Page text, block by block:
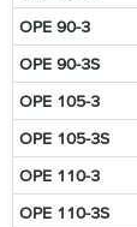
OPE 90-3
OPE 90-3S
OPE 105-3
OPE 105-3S
OPE 110-3
OPE 110-3S